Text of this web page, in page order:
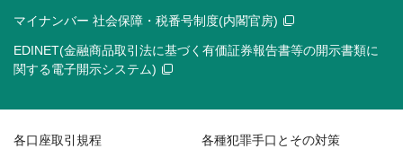
マイナンバー 社会保障・税番号制度(内閣官房)
EDINET(金融商品取引法に基づく有価証券報告書等の開示書類に
関する電子開示システム)
各口座取引規程 各種犯罪手口とその対策